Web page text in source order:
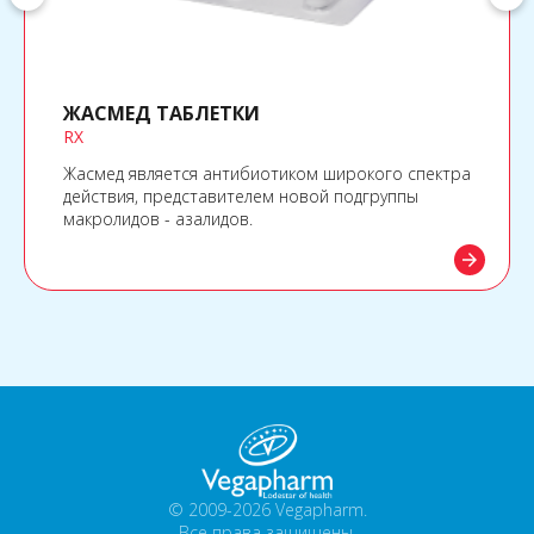
ЖАСМЕД ТАБЛЕТКИ
RX
Жасмед является антибиотиком широкого спектра
действия, представителем новой подгруппы
макролидов - азалидов.
arrow_forward
© 2009-2026 Vegapharm.